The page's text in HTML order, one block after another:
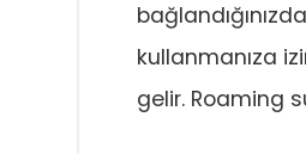
kullanmanıza
gelir. Roaming